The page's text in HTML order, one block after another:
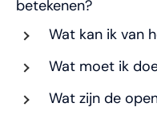
betekenen?
Wat kan ik van
Wat moet ik
Wat zijn de